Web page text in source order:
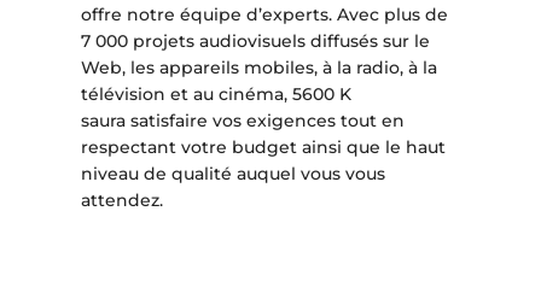
offre notre équipe d’experts. Avec plus de
7 000 projets audiovisuels diffusés sur le
Web, les appareils mobiles, à la radio, à la
télévision et au cinéma, 5600 K
saura satisfaire vos exigences tout en
respectant votre budget ainsi que le haut
niveau de qualité auquel vous vous
attendez.